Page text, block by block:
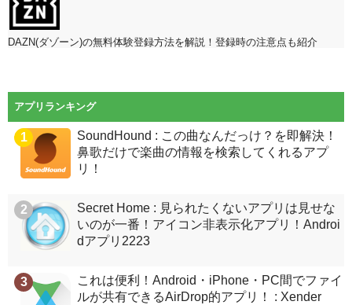
DAZN(ダゾーン)の無料体験登録方法を解説！登録時の注意点も紹介
アプリランキング
1
SoundHound : この曲なんだっけ？を即解決！
鼻歌だけで楽曲の情報を検索してくれるアプ
リ！
2
Secret Home : 見られたくないアプリは見せな
いのが一番！アイコン非表示化アプリ！Androi
dアプリ2223
3
これは便利！Android・iPhone・PC間でファイ
ルが共有できるAirDrop的アプリ！ : Xender